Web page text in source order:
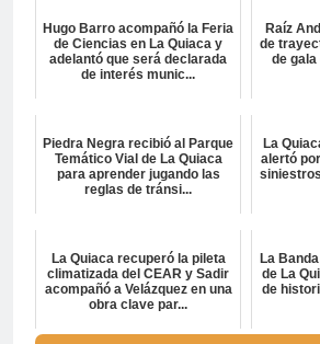
Hugo Barro acompañó la Feria
de Ciencias en La Quiaca y
adelantó que será declarada
de interés munic...
Raíz
de
de gala
Piedra Negra recibió al Parque
Temático Vial de La Quiaca
para aprender jugando las
reglas de tránsi...
La
alertó
La Quiaca recuperó la pileta
climatizada del CEAR y Sadir
acompañó a Velázquez en una
obra clave par...
La
de La
de